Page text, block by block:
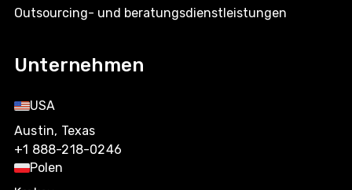
Outsourcing- und beratungsdienstleistungen
Unternehmen
USA
Austin, Texas
+1 888-218-0246
Polen